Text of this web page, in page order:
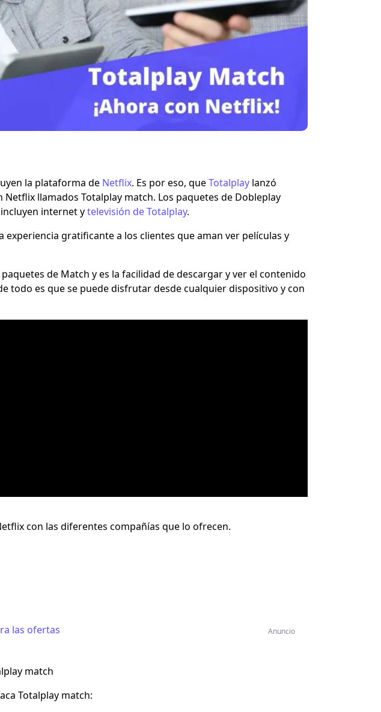
la plataforma de Netflix. Es por eso, queTotalplay lanzó
Netflix llamados Totalplay match. Los paquetes de Dobleplay
internet ytelevisión de Totalplay.
gratificante a los clientes que aman ver películas y
de Match y es la facilidad de descargar y ver el contenido
todo es que se puede disfrutar desde cualquier dispositivo y con
con las diferentes compañías que lo ofrecen.
las ofertas Anuncio
match
Totalplay match: